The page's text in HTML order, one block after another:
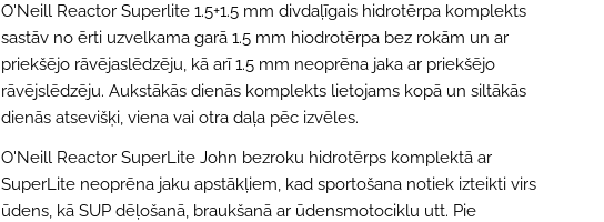
O'Neill Reactor Superlite 1.5+1.5 mm divdaļīgais hidrotērpa komplekts
sastāv no ērti uzvelkama garā 1.5 mm hiodrotērpa bez rokām un ar
priekšējo rāvējaslēdzēju, kā arī 1.5 mm neoprēna jaka ar priekšējo
rāvējslēdzēju. Aukstākās dienās komplekts lietojams kopā un siltākās
dienās atsevišķi, viena vai otra daļa pēc izvēles.
O'Neill Reactor SuperLite John bezroku hidrotērps komplektā ar
SuperLite neoprēna jaku apstākļiem, kad sportošana notiek izteikti virs
ūdens, kā SUP dēļošanā, braukšanā ar ūdensmotociklu utt. Pie